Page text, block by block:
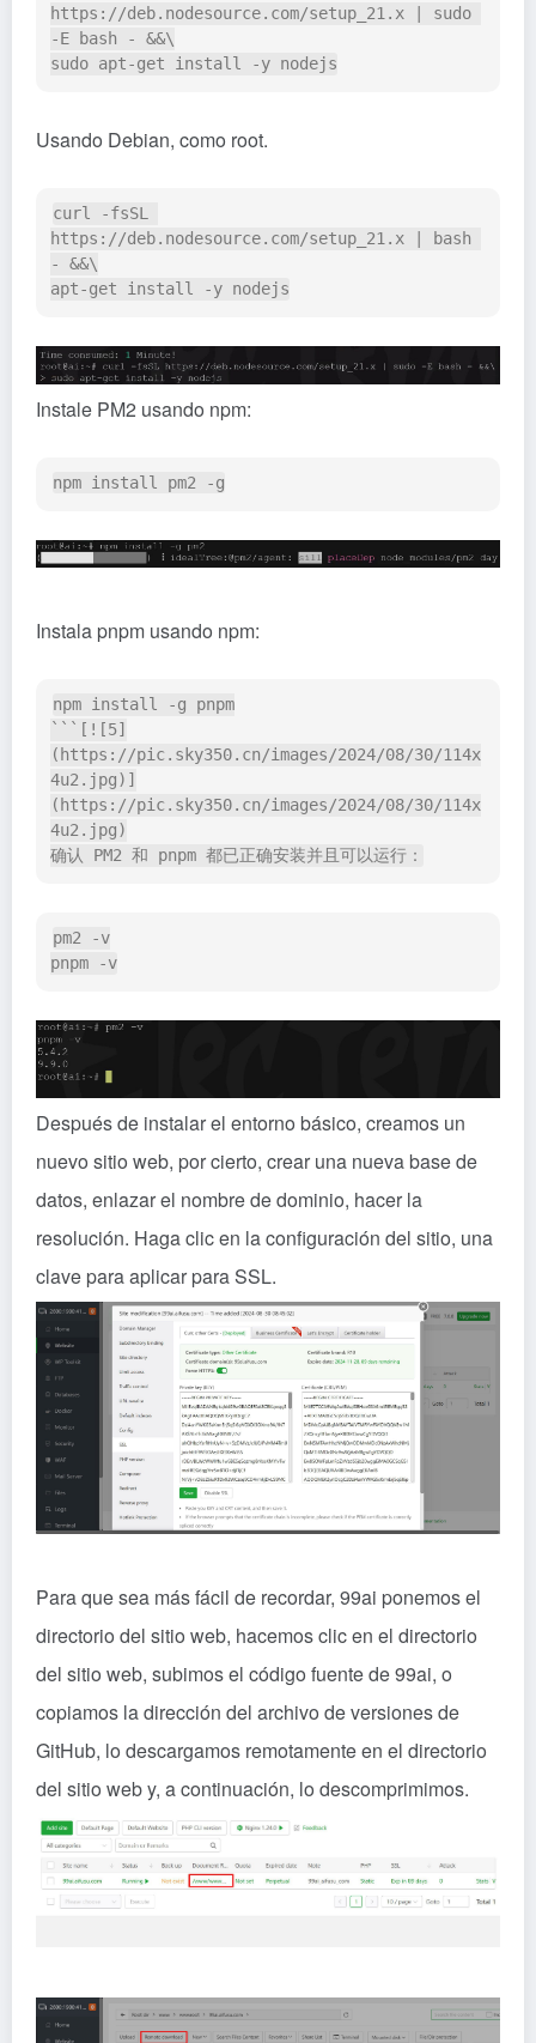
https://deb.nodesource.com/setup_21.x | sudo
-E bash - &&\
Usando Debian, como root.
curl -fsSL
https://deb.nodesource.com/setup_21.x | bash
- &&\
Instale PM2 usando npm:
Instala pnpm usando npm:
npm install -g pnpm
```[![5]
(https://pic.sky350.cn/images/2024/08/30/114x
4u2.jpg)]
(https://pic.sky350.cn/images/2024/08/30/114x
4u2.jpg)
pm2 -v
Después de instalar el entorno básico, creamos un
nuevo sitio web, por cierto, crear una nueva base de
datos, enlazar el nombre de dominio, hacer la
resolución. Haga clic en la configuración del sitio, una
clave para aplicar para SSL.
Para que sea más fácil de recordar, 99ai ponemos el
directorio del sitio web, hacemos clic en el directorio
del sitio web, subimos el código fuente de 99ai, o
copiamos la dirección del archivo de versiones de
GitHub, lo descargamos remotamente en el directorio
del sitio web y, a continuación, lo descomprimimos.